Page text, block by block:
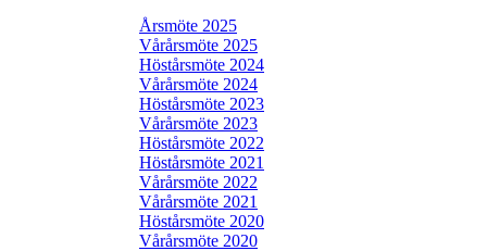
Årsmöte 2025
Vårårsmöte 2025
Höstårsmöte 2024
Vårårsmöte 2024
Höstårsmöte 2023
Vårårsmöte 2023
Höstårsmöte 2022
Höstårsmöte 2021
Vårårsmöte 2022
Vårårsmöte 2021
Höstårsmöte 2020
Vårårsmöte 2020